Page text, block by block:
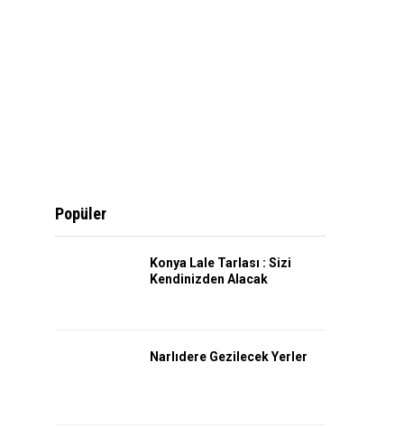
Popüler
Konya Lale Tarlası : Sizi
Kendinizden Alacak
Narlıdere Gezilecek Yerler